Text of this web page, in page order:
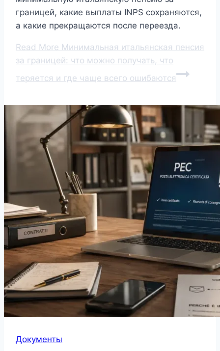
границей, какие выплаты INPS сохраняются,
а какие прекращаются после переезда.
Read More Минимальная итальянская пенсия
за границей: что можно получать, что
теряется и где чаще всего ошибаются
Документы